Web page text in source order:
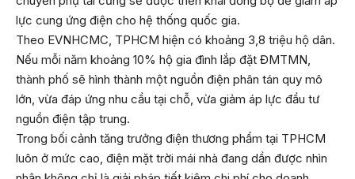
lực cung ứng điện cho hệ thống quốc gia.
Theo EVNHCMC, TPHCM hiện có khoảng 3,8 triệu hộ dân.
Nếu mỗi năm khoảng 10% hộ gia đình lắp đặt ĐMTMN,
thành phố sẽ hình thành một nguồn điện phân tán quy mô
lớn, vừa đáp ứng nhu cầu tại chỗ, vừa giảm áp lực đầu tư
nguồn điện tập trung.
Trong bối cảnh tăng trưởng điện thương phẩm tại TPHCM
luôn ở mức cao, điện mặt trời mái nhà đang dần được nhìn